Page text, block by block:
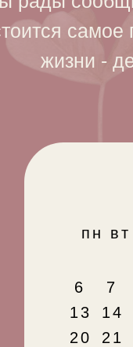
21
20
13 14
6
7
пн
жизни -